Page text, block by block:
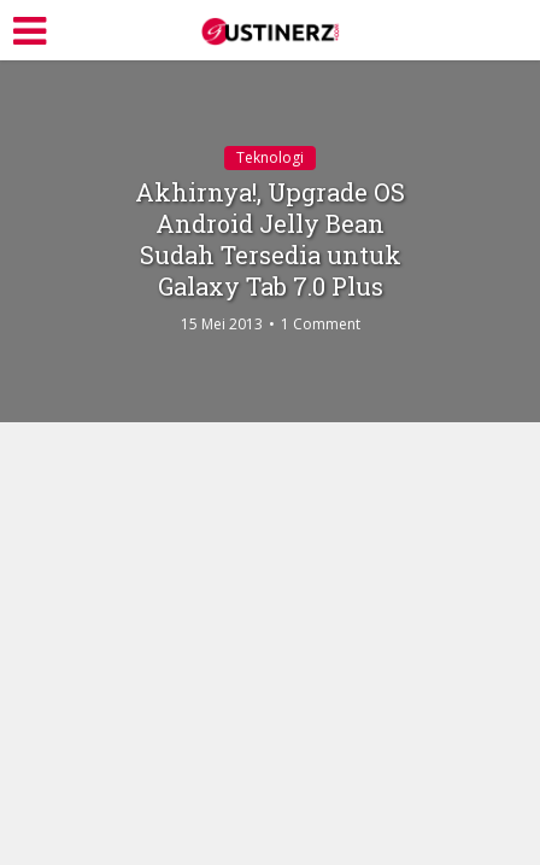
Teknologi
Akhirnya!, Upgrade OS
Android Jelly Bean
Sudah Tersedia untuk
Galaxy Tab 7.0 Plus
15 Mei 2013 1 Comment